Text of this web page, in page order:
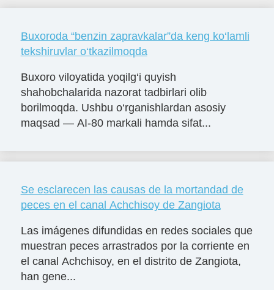
Buxoroda “benzin zapravkalar”da keng ko‘lamli
tekshiruvlar o‘tkazilmoqda
Buxoro viloyatida yoqilg‘i quyish
shahobchalarida nazorat tadbirlari olib
borilmoqda. Ushbu o‘rganishlardan asosiy
maqsad — AI-80 markali hamda sifat...
Se esclarecen las causas de la mortandad de
peces en el canal Achchisoy de Zangiota
Las imágenes difundidas en redes sociales que
muestran peces arrastrados por la corriente en
el canal Achchisoy, en el distrito de Zangiota,
han gene...